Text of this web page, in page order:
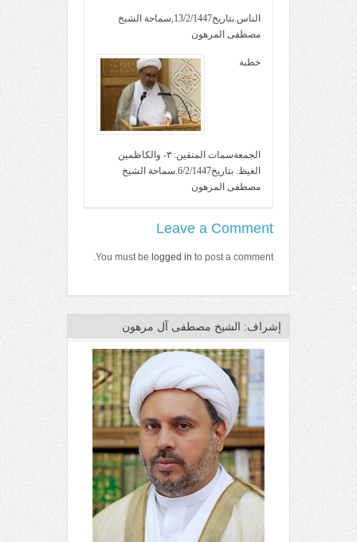
الناس.بتاريخ13/2/1447,سماحة الشيخ
مصطفى المرهون
خطبة
الجمعةسمات المتقين: ٣- والكاظمين
الغيظ. بتاريخ6/2/1447.سماحة الشيخ
مصطفى المرهون
Leave a Comment
You must be logged in to post a comment.
إشراف: الشيخ مصطفى آل مرهون